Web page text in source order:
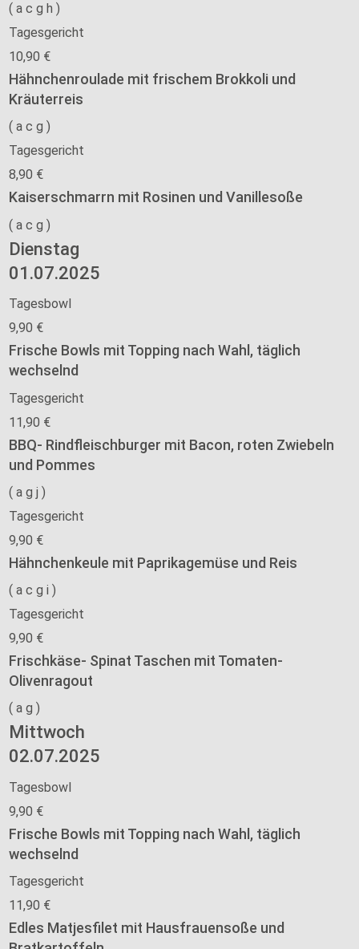
(a c g h )
Tagesgericht
10,90 €
Hähnchenroulade mit frischem Brokkoli und
Kräuterreis
(a c g )
Tagesgericht
8,90 €
Kaiserschmarrn mit Rosinen und Vanillesoße
(a c g )
Dienstag
01.07.2025
Tagesbowl
9,90 €
Frische Bowls mit Topping nach Wahl, täglich
wechselnd
Tagesgericht
11,90 €
BBQ- Rindfleischburger mit Bacon, roten Zwiebeln
und Pommes
(a g j )
Tagesgericht
9,90 €
Hähnchenkeule mit Paprikagemüse und Reis
(a c g i )
Tagesgericht
9,90 €
Frischkäse- Spinat Taschen mit Tomaten-
Olivenragout
(a g )
Mittwoch
02.07.2025
Tagesbowl
9,90 €
Frische Bowls mit Topping nach Wahl, täglich
wechselnd
Tagesgericht
11,90 €
Edles Matjesfilet mit Hausfrauensoße und